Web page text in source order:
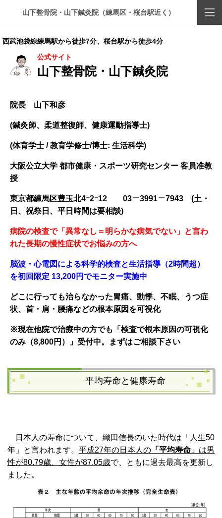
山下整骨院・山下鍼灸院（練馬区・桜台駅近く）
西武池袋線練馬駅から徒歩7分、桜台駅から徒歩4分
公式サイト
山下整骨院・山下鍼灸院
院長 山下和彦
(鍼灸師、柔道整復師、健康運動指導士)
(体育学士 / 教育学修士/博士: 生活科学)
大阪公立大学 都市健康・スポーツ研究センター 客員准教
授
東京都練馬区豊玉北4ｰ2ｰ12
03－3991－7943 (土・
日、祝祭日、平日時間は要相談)
病院の検査で「異常なし＝明らかな病気でない」と言わ
れた長期の慢性症状でお悩みの方へ
脳波・心電図による科学的検査と生活指導（2時間超）
を初回限定 13,200円でモニター実施中
どこに行っても治らなかった胃痛、動悸、不眠、うつ症
状、 首・肩・腰痛などの根本原因を可視化
※現在他院で治療中の方でも「検査で根本原因の可視化
のみ（8,800円）」受付中。まずはご相談下さい
平均寿命と健康寿命
日本人の寿命について、織田信長のいた時代は「人生50
年」と言われます。 平成27年の日本人の 「平均寿命」 は男
性が80.79歳、女性が87.05歳で、ともに過去最高を更新し
ました。